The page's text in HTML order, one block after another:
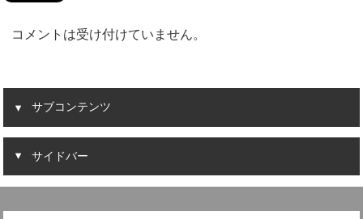
コメントは受け付けていません。
サブコンテンツ
サイドバー